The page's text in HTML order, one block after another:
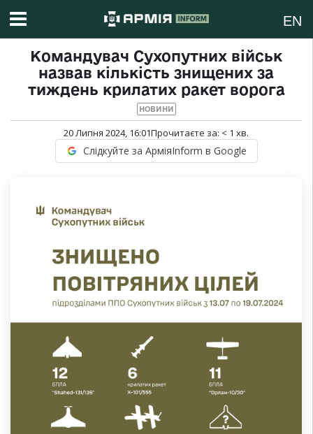
EN
Командувач Сухопутних військ
назвав кількість знищених за
тиждень крилатих ракет ворога
НОВИНИ
20 Липня 2024, 16:01Прочитаєте за: < 1 хв.
Слідкуйте за АрміяInform в Google